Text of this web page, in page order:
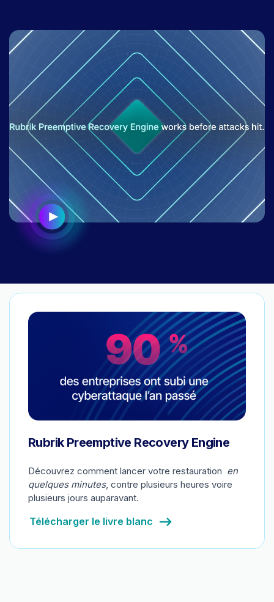
Rubrik Preemptive Recovery Engine
Découvrez comment lancer votre restauration en
quelques minutes, contre plusieurs heures voire
plusieurs jours auparavant.
Télécharger le livre blanc